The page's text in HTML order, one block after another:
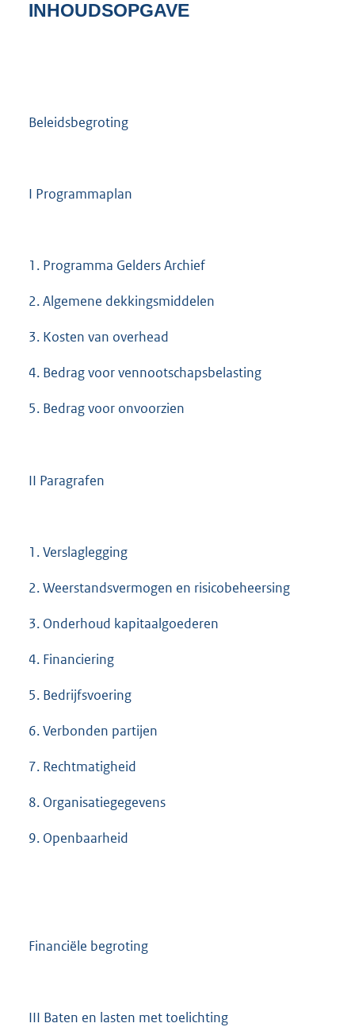
INHOUDSOPGAVE
Beleidsbegroting
I Programmaplan
1. Programma Gelders Archief
2. Algemene dekkingsmiddelen
3. Kosten van overhead
4. Bedrag voor vennootschapsbelasting
5. Bedrag voor onvoorzien
II Paragrafen
1. Verslaglegging
2. Weerstandsvermogen en risicobeheersing
3. Onderhoud kapitaalgoederen
4. Financiering
5. Bedrijfsvoering
6. Verbonden partijen
7. Rechtmatigheid
8. Organisatiegegevens
9. Openbaarheid
Financiële begroting
III Baten en lasten met toelichting